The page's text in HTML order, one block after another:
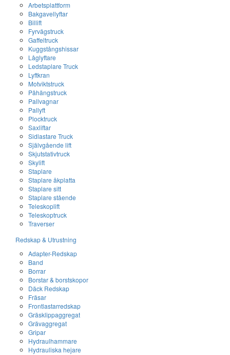
Arbetsplattform
Bakgavellyftar
Billift
Fyrvägstruck
Gaffeltruck
Kuggstångshissar
Låglyftare
Ledstaplare Truck
Lyftkran
Motviktstruck
Påhängstruck
Pallvagnar
Pallyft
Plocktruck
Saxliftar
Sidlastare Truck
Självgående lift
Skjutstativtruck
Skylift
Staplare
Staplare åkplatta
Staplare sitt
Staplare stående
Teleskoplift
Teleskoptruck
Traverser
Redskap & Utrustning
Adapter-Redskap
Band
Borrar
Borstar & borstskopor
Däck Redskap
Fräsar
Frontlastarredskap
Gräsklippaggregat
Grävaggregat
Gripar
Hydraulhammare
Hydrauliska hejare